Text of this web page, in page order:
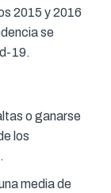
2015 y 2016
se
19.
o ganarse
los
media de